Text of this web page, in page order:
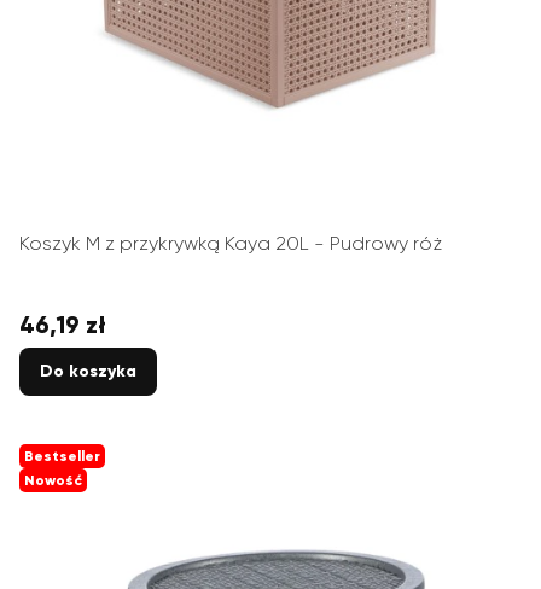
Koszyk M z przykrywką Kaya 20L - Pudrowy róż
Cena
46,19 zł
Do koszyka
Bestseller
Nowość